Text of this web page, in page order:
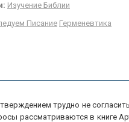
Изучение Библии
Писание Герменевтика
трудно не
рассматриваются в книге